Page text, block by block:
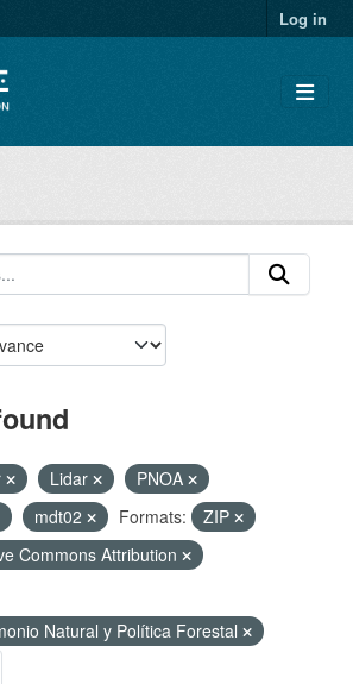
Log in
Lidar
PNOA
mdt02 Formats:
ZIP
Commons Attribution
Natural y Política Forestal